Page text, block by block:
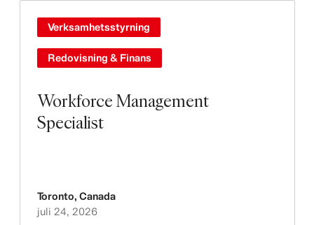
Workforce Management
Specialist
Verksamhetsstyrning
Redovisning & Finans
Toronto, Canada
juli 24, 2026